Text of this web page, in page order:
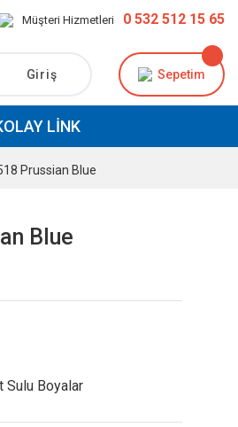
Müşteri Hizmetleri 0 532 512 15 65
Giriş Sepetim
LINK
Prussian Blue
Blue
Sulu Boyalar